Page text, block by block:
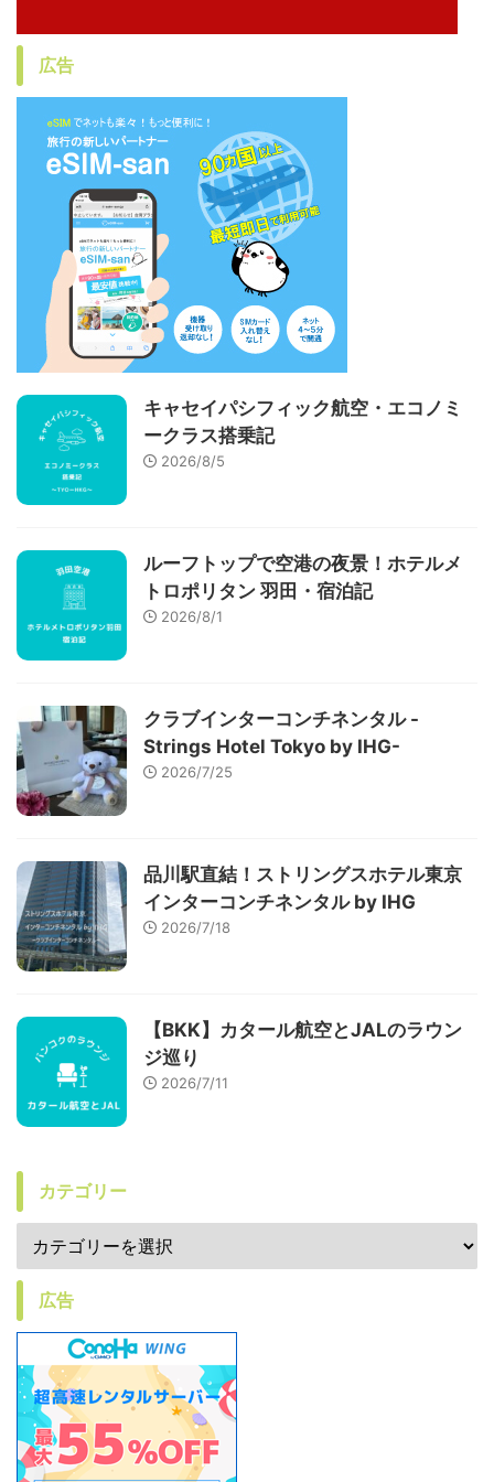
広告
キャセイパシフィック航空・エコノミ
ークラス搭乗記
2026/8/5
ルーフトップで空港の夜景！ホテルメ
トロポリタン 羽田・宿泊記
2026/8/1
クラブインターコンチネンタル -
Strings Hotel Tokyo by IHG-
2026/7/25
品川駅直結！ストリングスホテル東京
インターコンチネンタル by IHG
2026/7/18
【BKK】カタール航空とJALのラウン
ジ巡り
2026/7/11
カテゴリー
広告